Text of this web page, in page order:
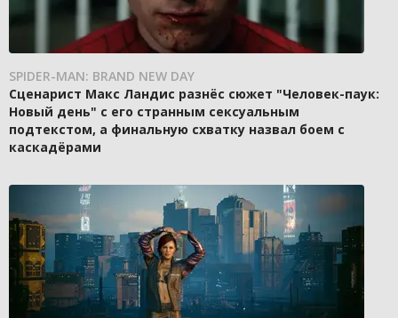
SPIDER-MAN: BRAND NEW DAY
Сценарист Макс Ландис разнёс сюжет "Человек-паук:
Новый день" с его странным сексуальным
подтекстом, а финальную схватку назвал боем с
каскадёрами